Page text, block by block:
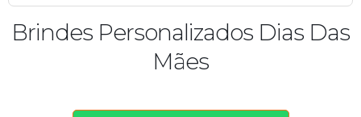
Brindes Personalizados Dias Das
Mães